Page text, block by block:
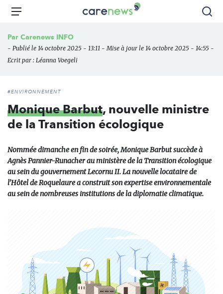
Aller
principal
Carenews,
des
Menu
Par Carenews INFO
- Publié le 14 octobre 2025 - 13:11 - Mise à jour le 14 octobre 2025 - 14:55 -
Ecrit par : Léanna Voegeli
#ENVIRONNEMENT
Monique Barbut, nouvelle ministre
de la Transition écologique
Nommée dimanche en fin de soirée, Monique Barbut succède à
Agnès Pannier-Runacher au ministère de la Transition écologique
au sein du gouvernement Lecornu II. La nouvelle locataire de
l’Hôtel de Roquelaure a construit son expertise environnementale
au sein de nombreuses institutions de la diplomatie climatique.